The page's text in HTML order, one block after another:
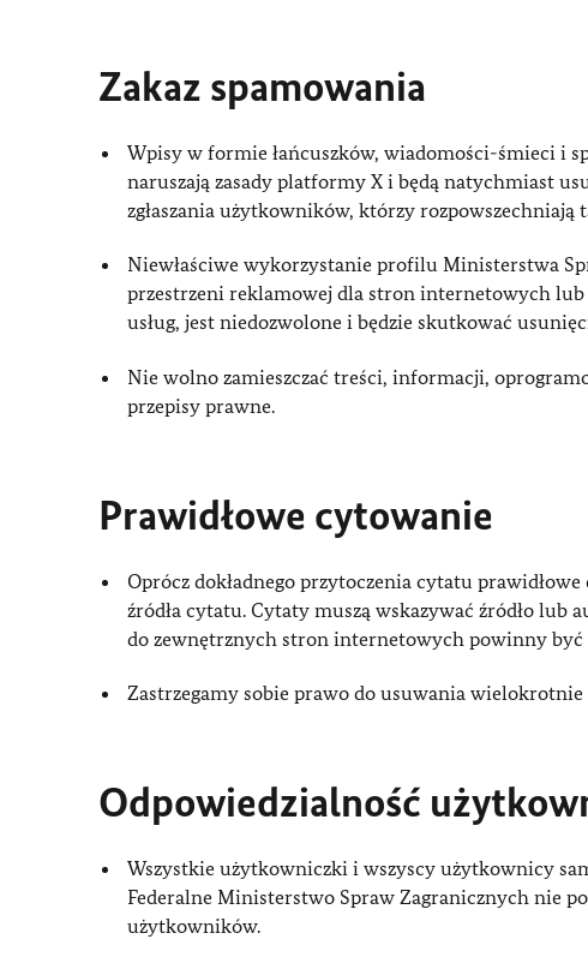
Zakaz spamowania
Wpisy w formie łańcuszków, wiadomości-śmieci i
naruszają zasady platformy X i będą natychmiast
zgłaszania użytkowników, którzy rozpowszechniają
Niewłaściwe wykorzystanie profilu Ministerstwa
przestrzeni reklamowej dla stron internetowych
usług, jest niedozwolone i będzie skutkować
Nie wolno zamieszczać treści, informacji,
przepisy prawne.
Prawidłowe cytowanie
Oprócz dokładnego przytoczenia cytatu
źródła cytatu. Cytaty muszą wskazywać źródło
do zewnętrznych stron internetowych powinny być
Zastrzegamy sobie prawo do usuwania
Odpowiedzialność
Wszystkie użytkowniczki i wszyscy użytkownicy
Federalne Ministerstwo Spraw Zagranicznych nie
użytkowników.